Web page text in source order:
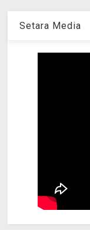
Setara Media